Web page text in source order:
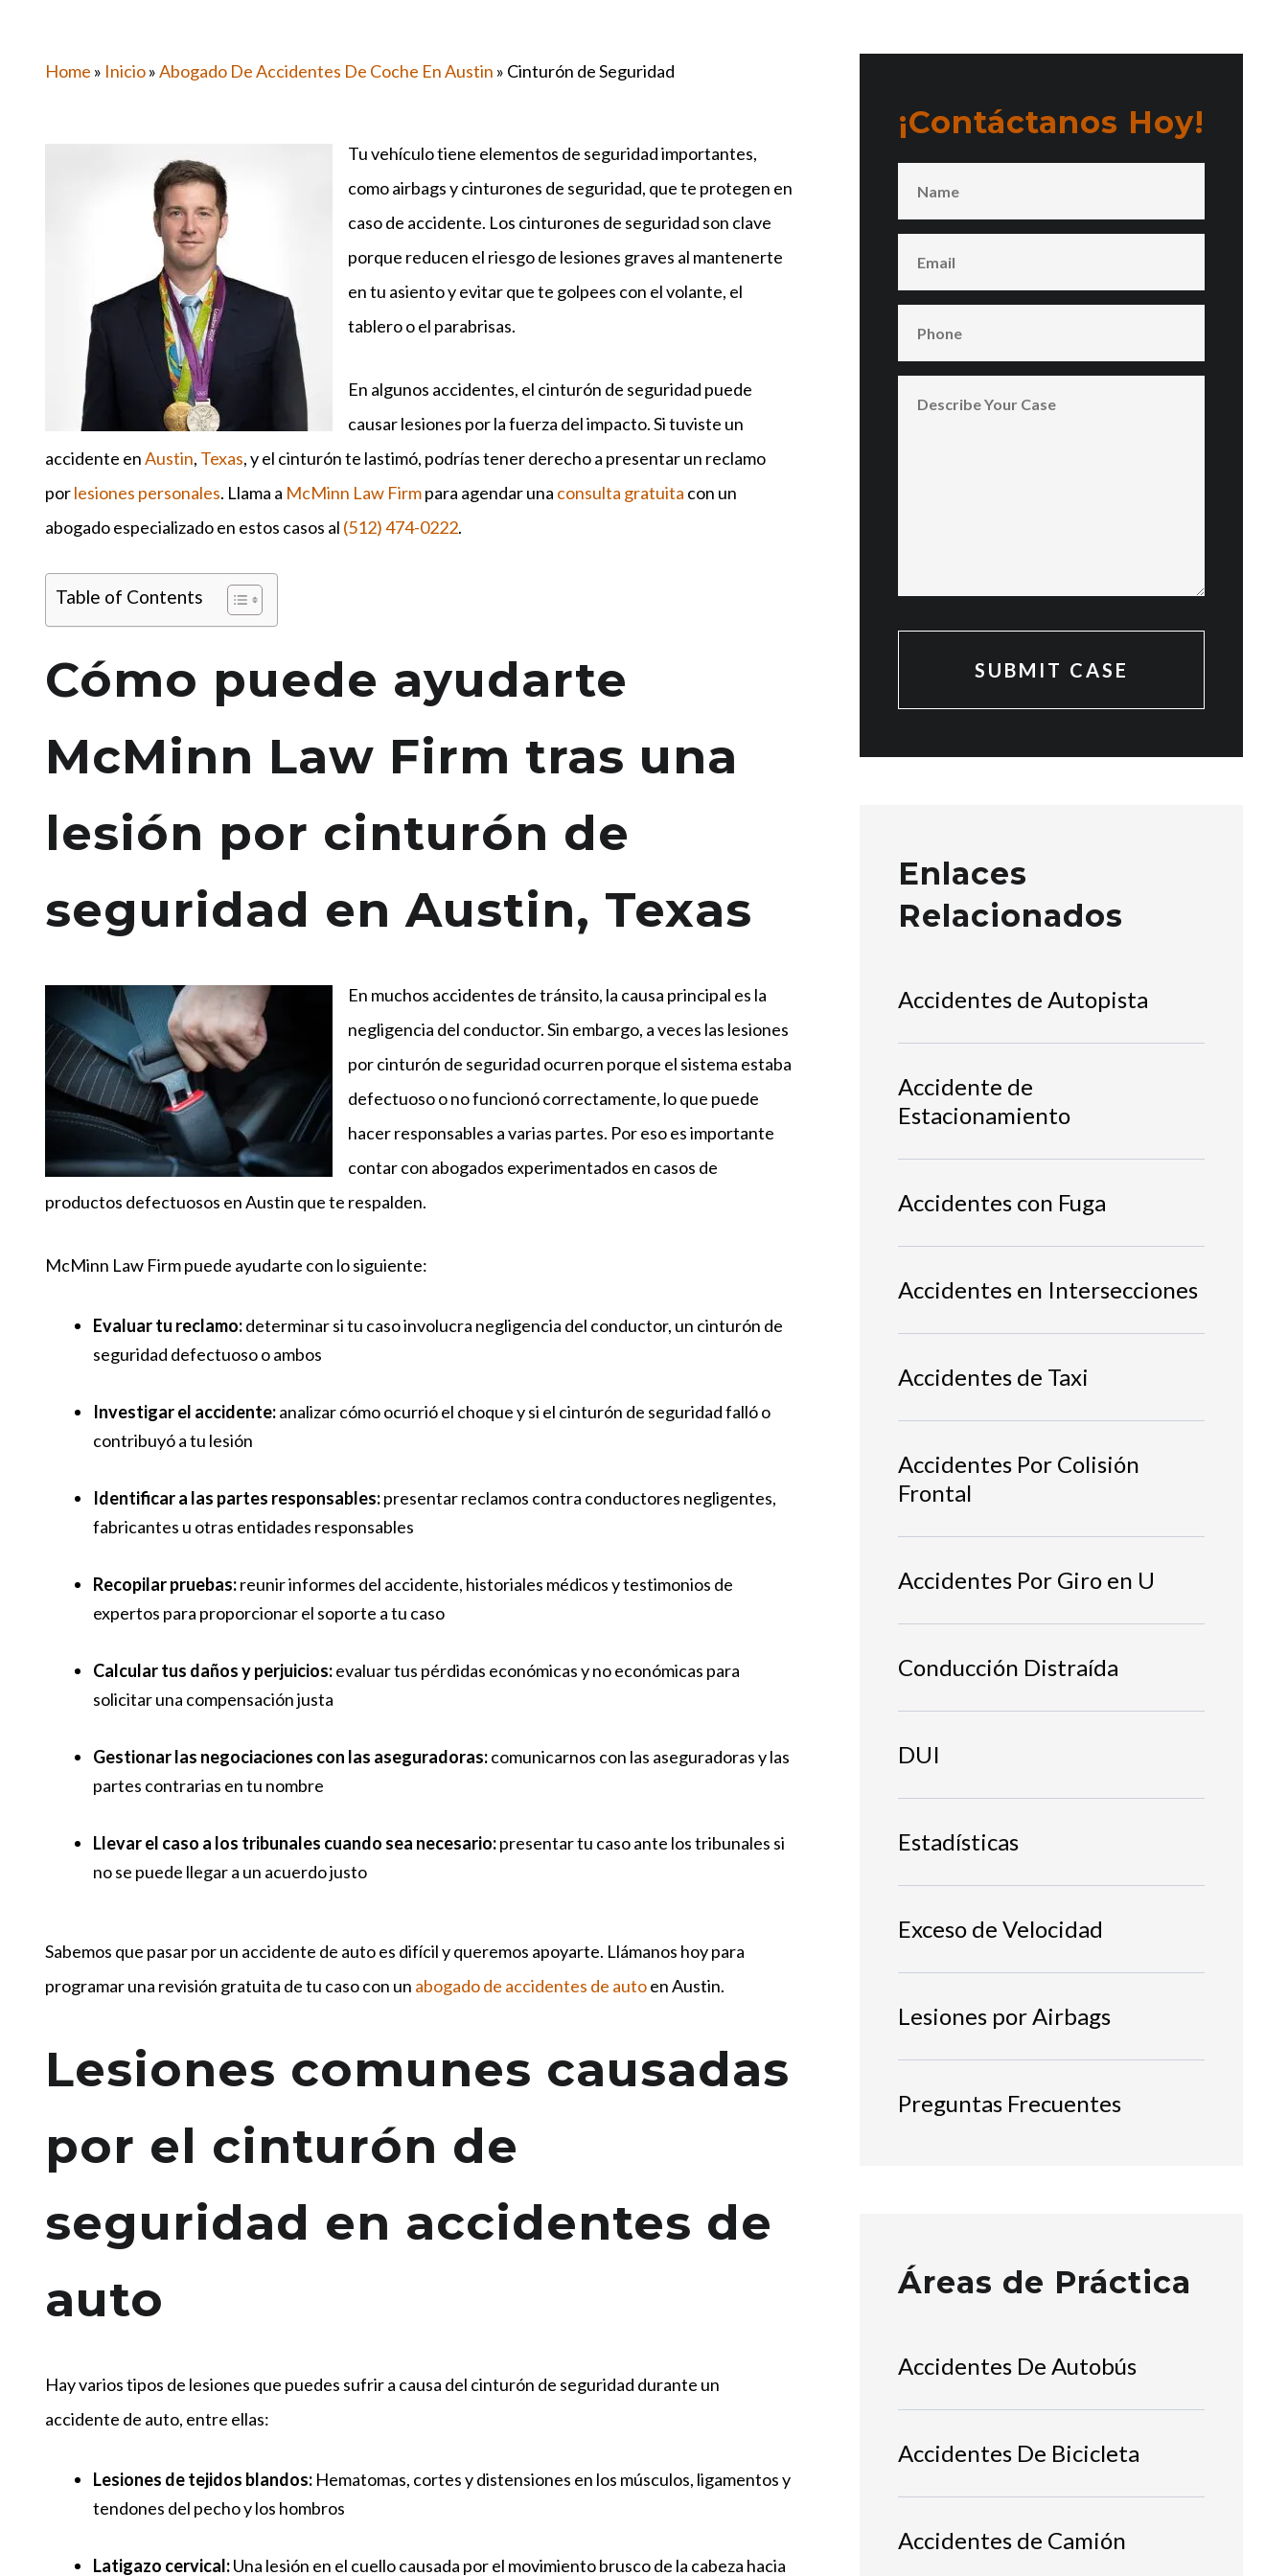
Home » Inicio»Abogado De Accidentes De Coche En Austin » Cinturón de Seguridad
Tu vehículo tiene elementos de seguridad importantes,
como airbags y cinturones de seguridad, que te protegen en
caso de accidente. Los cinturones de seguridad son clave
porque reducen el riesgo de lesiones graves al mantenerte
en tu asiento y evitar que te golpees con el volante, el
tablero o el parabrisas.
En algunos accidentes, el cinturón de seguridad puede
causar lesiones por la fuerza del impacto. Si tuviste un
accidente enAustin, Texas, y el cinturón te lastimó, podrías tener derecho a presentar un reclamo
porlesiones personales. Llama a McMinn Law Firmpara agendar una consulta gratuita con un
abogado especializado en estos casos al (512) 474-0222.
Table of Contents
Cómo puede ayudarte
McMinn Law Firm tras una
lesión por cinturón de
seguridad en Austin, Texas
En muchos accidentes de tránsito, la causa principal es la
negligencia del conductor. Sin embargo, a veces las lesiones
por cinturón de seguridad ocurren porque el sistema estaba
defectuoso o no funcionó correctamente, lo que puede
hacer responsables a varias partes. Por eso es importante
contar con abogados experimentados en casos de
productos defectuosos en Austin que te respalden.
McMinn Law Firm puede ayudarte con lo siguiente:
Evaluar tu reclamo:determinar si tu caso involucra negligencia del conductor, un cinturón de
seguridad defectuoso o ambos
Investigar el accidente:analizar cómo ocurrió el choque y si el cinturón de seguridad falló o
contribuyó a tu lesión
Identificar a las partes responsables:presentar reclamos contra conductores negligentes,
fabricantes u otras entidades responsables
Recopilar pruebas:reunir informes del accidente, historiales médicos y testimonios de
expertos para proporcionar el soporte a tu caso
Calcular tus daños y perjuicios:evaluar tus pérdidas económicas y no económicas para
solicitar una compensación justa
Gestionar las negociaciones con las aseguradoras:comunicarnos con las aseguradoras y las
partes contrarias en tu nombre
Llevar el caso a los tribunales cuando sea necesario:presentar tu caso ante los tribunales si
no se puede llegar a un acuerdo justo
Sabemos que pasar por un accidente de auto es difícil y queremos apoyarte. Llámanos hoy para
programar una revisión gratuita de tu caso con un abogado de accidentes de autoen Austin.
Lesiones comunes causadas
por el cinturón de
seguridad en accidentes de
auto
Hay varios tipos de lesiones que puedes sufrir a causa del cinturón de seguridad durante un
accidente de auto, entre ellas:
Lesiones de tejidos blandos: Hematomas, cortes y distensiones en los músculos, ligamentos y
tendones del pecho y los hombros
Latigazo cervical:Una lesión en el cuello causada por el movimiento brusco de la cabeza hacia
¡Contáctanos Hoy!
Enlaces
Relacionados
Accidentes de Autopista
Accidente de
Estacionamiento
Accidentes con Fuga
Accidentes en Intersecciones
Accidentes de Taxi
Accidentes Por Colisión
Frontal
Accidentes Por Giro en U
Conducción Distraída
DUI
Estadísticas
Exceso de Velocidad
Lesiones por Airbags
Preguntas Frecuentes
Áreas de Práctica
Accidentes De Autobús
Accidentes De Bicicleta
Accidentes de Camión